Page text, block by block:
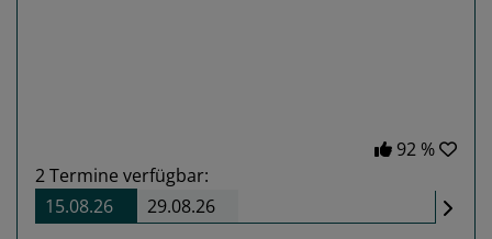
92 %
2Termine verfügbar:
15.08.26
29.08.26